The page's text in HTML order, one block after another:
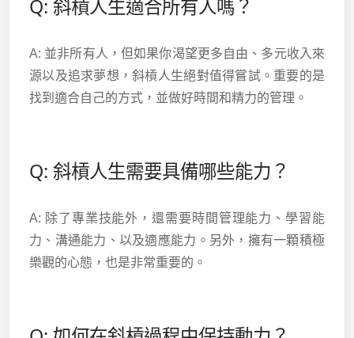
Q: 斜槓人生適合所有人嗎？
A: 並非所有人，但如果你渴望更多自由、多元收入來
源以及追求夢想，斜槓人生絕對值得嘗試。重要的是
找到適合自己的方式，並做好時間和精力的管理。
Q: 斜槓人生需要具備哪些能力？
A: 除了專業技能外，還需要時間管理能力、學習能
力、溝通能力、以及適應能力。另外，擁有一顆積極
樂觀的心態，也是非常重要的。